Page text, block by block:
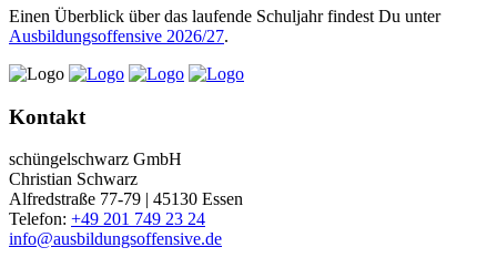
Einen Überblick über das laufende Schuljahr findest Du unter
Ausbildungsoffensive 2026/27.
Kontakt
schüngelschwarz GmbH
Christian Schwarz
Alfredstraße 77-79 | 45130 Essen
Telefon: +49 201 749 23 24
info@ausbildungsoffensive.de